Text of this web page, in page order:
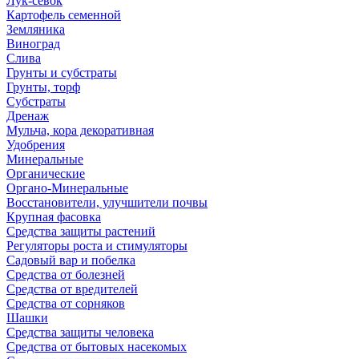
Картофель семенной
Земляника
Виноград
Слива
Грунты и субстраты
Грунты, торф
Субстраты
Дренаж
Мульча, кора декоративная
Удобрения
Минеральные
Органические
Органо-Минеральные
Восстановители, улучшители почвы
Крупная фасовка
Средства защиты растений
Регуляторы роста и стимуляторы
Садовый вар и побелка
Средства от болезней
Средства от вредителей
Средства от сорняков
Шашки
Средства защиты человека
Средства от бытовых насекомых